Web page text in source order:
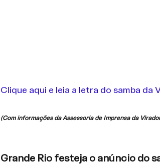
Clique aqui e leia a letra do samba da
(Com informações da Assessoria de Imprensa da
Grande Rio festeja o anúncio do